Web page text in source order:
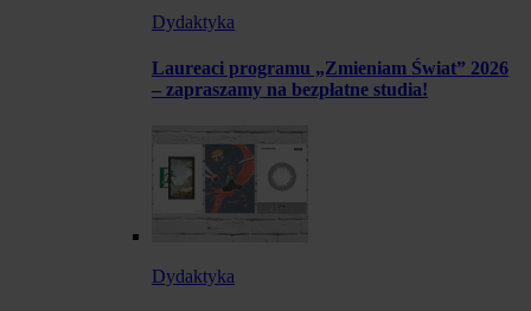
Dydaktyka
Laureaci programu „Zmieniam Świat” 2026
– zapraszamy na bezpłatne studia!
Dydaktyka